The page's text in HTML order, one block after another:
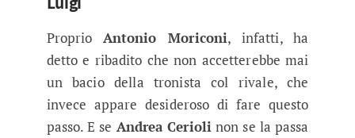
Proprio Antonio Moriconi, infatti, ha
detto e ribadito che non accetterebbe mai
un bacio della tronista col rivale, che
invece appare desideroso di fare questo
passo. E se Andrea Cerioli non se la passa